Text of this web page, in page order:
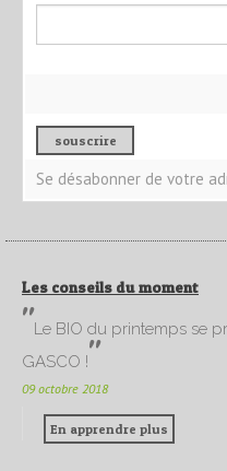
Se désabonner de votre
Les conseils du moment
Le BIO du printemps se
GASCO !
09 octobre 2018
En apprendre plus